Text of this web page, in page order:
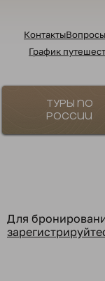
Контакты
График
Туры по
России
Для